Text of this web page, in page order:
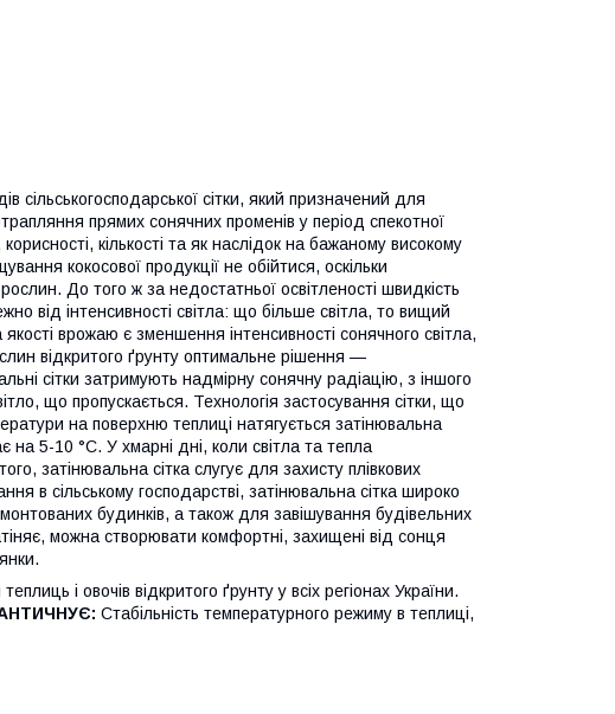
сільськогосподарської сітки, який призначений для
прямих сонячних променів у період спекотної
кількості та як наслідок на бажаному високому
кокосової продукції не обійтися, оскільки
До того ж за недостатньої освітленості швидкість
від інтенсивності світла: що більше світла, то вищий
врожаю є зменшення інтенсивності сонячного світла,
відкритого ґрунту оптимальне рішення —
сітки затримують надмірну сонячну радіацію, з іншого
що пропускається. Технологія застосування сітки, що
на поверхню теплиці натягується затінювальна
на 5-10 °C. У хмарні дні, коли світла та тепла
затінювальна сітка слугує для захисту плівкових
в сільському господарстві, затінювальна сітка широко
будинків, а також для завішування будівельних
можна створювати комфортні, захищені від сонця
і овочів відкритого ґрунту у всіх регіонах України.
Стабільність температурного режиму в теплиці,